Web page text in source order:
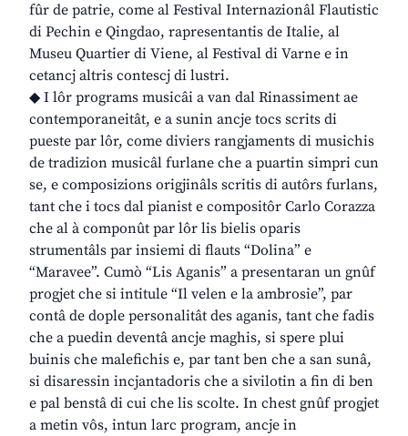
fûr de patrie, come al Festival Internazionâl Flautistic
di Pechin e Qingdao, rapresentantis de Italie, al
Museu Quartier di Viene, al Festival di Varne e in
cetancj altris contescj di lustri.
◆ I lôr programs musicâi a van dal Rinassiment ae
contemporaneitât, e a sunin ancje tocs scrits di
pueste par lôr, come diviers rangjaments di musichis
de tradizion musicâl furlane che a puartin simpri cun
se, e composizions origjinâls scritis di autôrs furlans,
tant che i tocs dal pianist e compositôr Carlo Corazza
che al à componût par lôr lis bielis oparis
strumentâls par insiemi di flauts “Dolina” e
“Maravee”. Cumò “Lis Aganis” a presentaran un gnûf
progjet che si intitule “Il velen e la ambrosie”, par
contâ de dople personalitât des aganis, tant che fadis
che a puedin deventâ ancje maghis, si spere plui
buinis che malefichis e, par tant ben che a san sunâ,
si disaressin incjantadoris che a sivilotin a fin di ben
e pal benstâ di cui che lis scolte. In chest gnûf progjet
a metin vôs, intun larc program, ancje in